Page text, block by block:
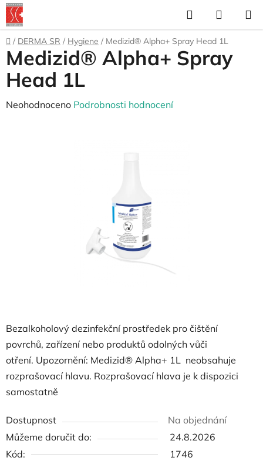
Přejít
na
obsah
Hledat
KOŠÍK
Domů
/ DERMA SR / Hygiene / Medizid® Alpha+ Spray Head 1L
Bezalkoholový dezinfekční prostředek pro čištění
povrchů, zařízení nebo produktů odolných vůči
otření. Upozornění: Medizid® Alpha+ 1L neobsahuje
rozprašovací hlavu. Rozprašovací hlava je k dispozici
samostatně
Dostupnost
Na objednání
Můžeme doručit do:
24.8.2026
Kód:
1746
Medizid® Alpha+ Spray
Head 1L
Průměrné
Neohodnoceno Podrobnosti hodnocení